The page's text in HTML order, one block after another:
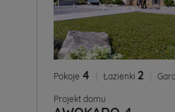
Pokoje 4 Łazienki 2
Projekt domu